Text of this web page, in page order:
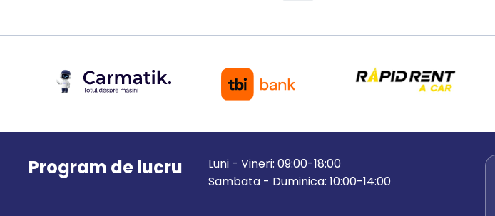
Program de lucru
Luni - Vineri: 09:00-18:00
Sambata - Duminica: 10:00-14:00